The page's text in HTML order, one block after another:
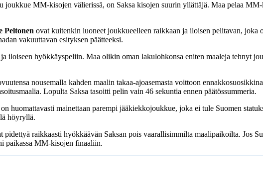
MM-kisojen välierissä, on Saksa kisojen suurin yllättäjä. Maa pelaa
Peltonen ovat kuitenkin luoneet joukkueelleen raikkaan ja iloisen pelitavan, joka
vakuuttavan esityksen päätteeksi.
iloiseen hyökkäyspeliin. Maa olikin oman lakulohkonsa eniten maaleja tehnyt
nousemalla kahden maalin takaa-ajoasemasta voittoon
Lopulta Saksa tasoitti pelin vain 46 sekuntia ennen päätössummeria.
huomattavasti mainettaan parempi jääkiekkojoukkue, joka ei tule Suomen
höyryllä.
pidettyä raikkaasti hyökkäävän Saksan pois vaarallisimmilta maalipaikoilta. Jos
paikassa MM-kisojen finaaliin.